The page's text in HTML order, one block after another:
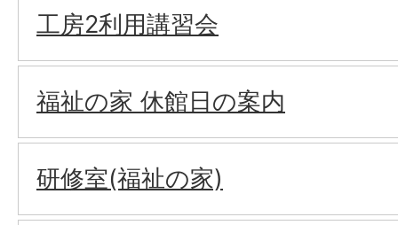
工房2利用講習会
福祉の家 休館日の案内
研修室(福祉の家)